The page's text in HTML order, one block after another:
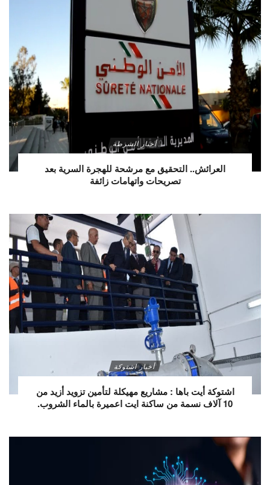
أخبار الشرطة
العرائش.. التحقيق مع مرشحة للهجرة السرية بعد
تصريحات واتهامات زائفة
أخبار اشتوكة
اشتوكة أيت باها : مشاريع مهيكلة لتأمين تزويد أزيد من
10 آلاف نسمة من ساكنة ايت اعميرة بالماء الشروب.